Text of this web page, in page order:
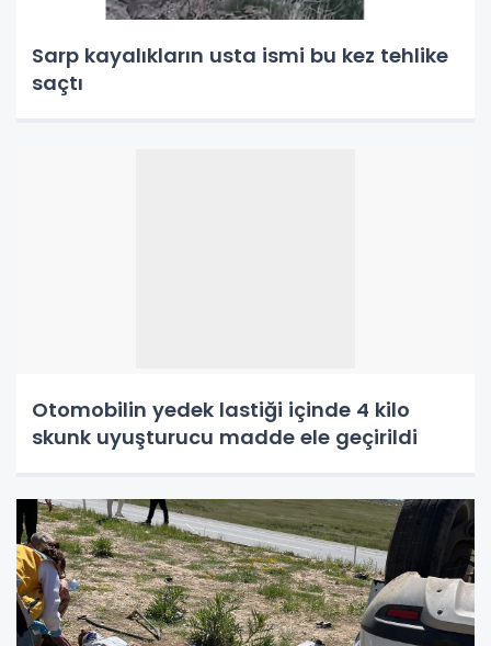
Sarp kayalıkların usta ismi bu kez tehlike
saçtı
Otomobilin yedek lastiği içinde 4 kilo
skunk uyuşturucu madde ele geçirildi